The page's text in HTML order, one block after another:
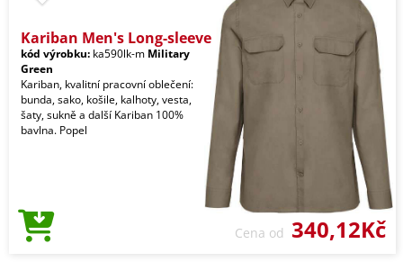
Kariban Men's Long-sleeve
kód výrobku: ka590lk-m Military
Green
Kariban, kvalitní pracovní oblečení:
bunda, sako, košile, kalhoty, vesta,
šaty, sukně a další Kariban 100%
bavlna. Popel
Cena od 340,12Kč